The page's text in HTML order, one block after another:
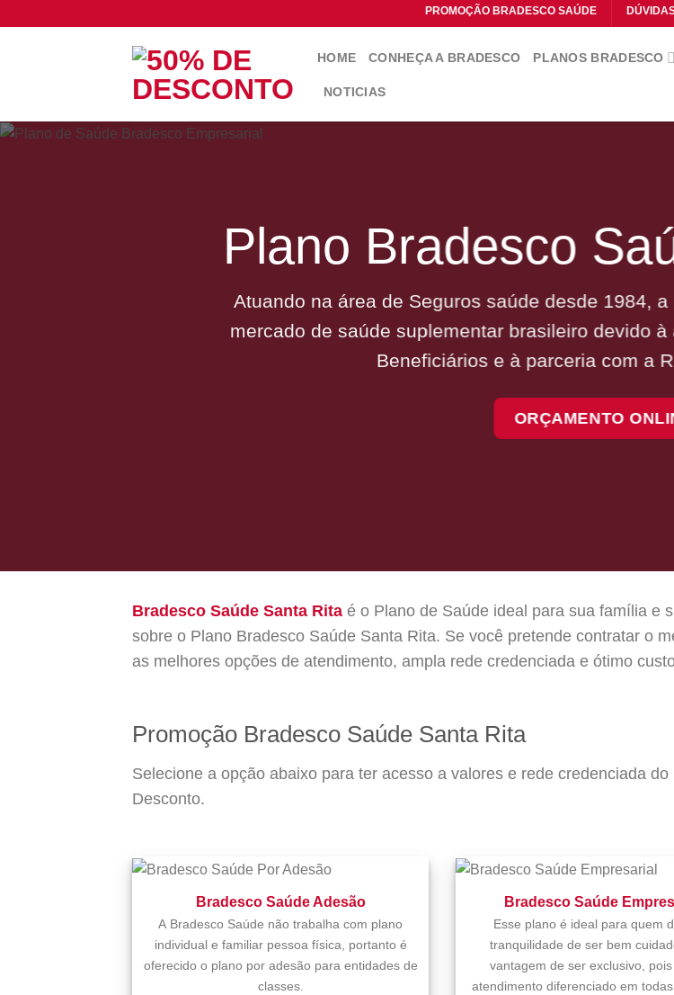
PROMOÇÃO BRADESCO SAÚDE
HOME CONHEÇA A BRADESCO PLANOS BRADESCO
NOTICIAS
Plano Bradesco
Atuando na área de Seguros saúde desde 1984,
mercado de saúde suplementar brasileiro devido
Beneficiários e à parceria com a
ORÇAMENTO
Bradesco Saúde Santa Rita é o Plano de Saúde ideal para sua família e
sobre o Plano Bradesco Saúde Santa Rita. Se você pretende contratar o
as melhores opções de atendimento, ampla rede credenciada e ótimo
Promoção Bradesco Saúde Santa Rita
Selecione a opção abaixo para ter acesso a valores e rede credenciada
Desconto.
Bradesco Saúde Adesão
A Bradesco Saúde não trabalha com plano
individual e familiar pessoa física, portanto é
oferecido o plano por adesão para entidades de
classes.
Bradesco Saúde
Esse plano é ideal para quem
tranquilidade de ser bem
vantagem de ser exclusivo,
atendimento diferenciado em